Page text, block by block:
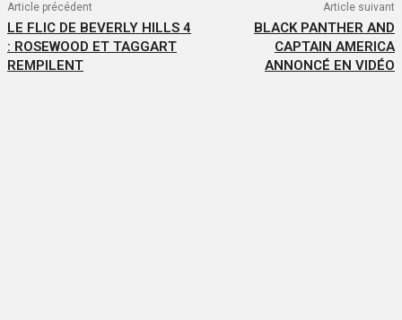
Article précédent
LE FLIC DE BEVERLY HILLS 4
: ROSEWOOD ET TAGGART
REMPILENT
Article suivant
BLACK PANTHER AND
CAPTAIN AMERICA
ANNONCÉ EN VIDÉO